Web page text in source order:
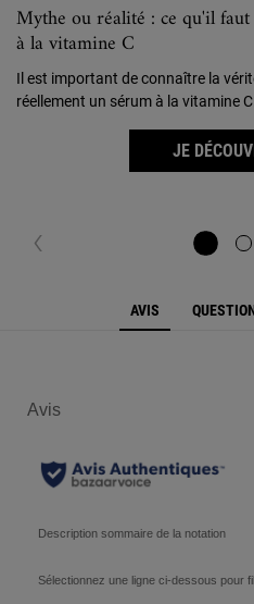
Mythe ou réalité : ce qu'il
à la vitamine C
Il est important de connaître la
réellement un sérum à la vitamine C.
JE
AVIS